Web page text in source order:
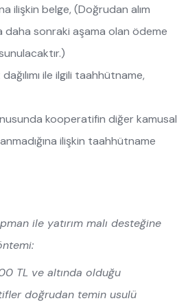
ilişkin belge, (Doğrudan alım
daha sonraki aşama olan ödeme
ile ilgili taahhütname,
kooperatifin diğer kamusal
ilişkin taahhütname
ile yatırım malı desteğine
TL ve altında olduğu
doğrudan temin usulü